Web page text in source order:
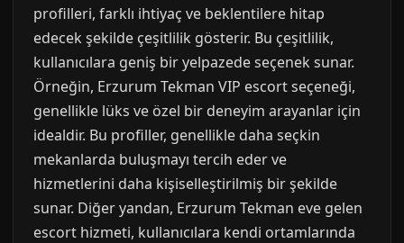
profilleri, farklı ihtiyaç ve beklentilere hitap
edecek şekilde çeşitlilik gösterir. Bu çeşitlilik,
kullanıcılara geniş bir yelpazede seçenek sunar.
Örneğin, Erzurum Tekman VIP escort seçeneği,
genellikle lüks ve özel bir deneyim arayanlar için
idealdir. Bu profiller, genellikle daha seçkin
mekanlarda buluşmayı tercih eder ve
hizmetlerini daha kişiselleştirilmiş bir şekilde
sunar. Diğer yandan, Erzurum Tekman eve gelen
escort hizmeti, kullanıcılara kendi ortamlarında